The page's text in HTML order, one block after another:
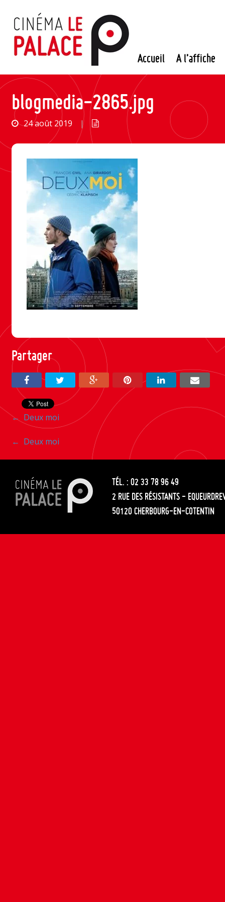
contenu
Accueil A l’affiche
blogmedia-2865.jpg
24 août 2019 |
Partager
Navigation
entre
les
articles
← Deux moi
Navigation
entre
les
articles
← Deux moi
TÉL. : 02 33 78 96 49
2 RUE DES RÉSISTANTS -
50120 CHERBOURG-EN-COTENTIN